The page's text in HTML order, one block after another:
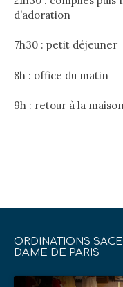
d’adoration
7h30 : petit déjeuner
8h : office du matin
9h : retour à la
ORDINATIONS
DAME DE PARIS